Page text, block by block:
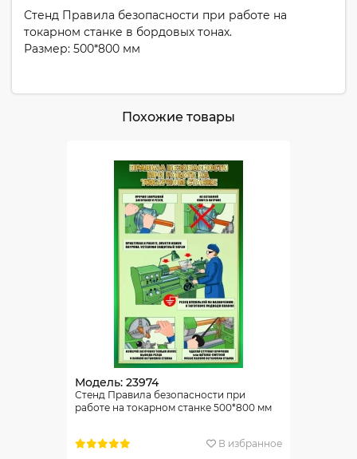
Стенд Правила безопасности при работе на
токарном станке в бордовых тонах.
Размер: 500*800 мм
Похожие товары
Модель: 23974
Стенд Правила безопасности при
работе на токарном станке 500*800 мм
В избранное